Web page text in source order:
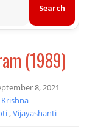
(1989)
8, 2021
Krishna
,Vijayashanti